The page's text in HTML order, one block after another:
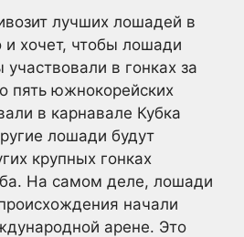
лучших лошадей в
хочет, чтобы лошади
в гонках за
пять южнокорейских
в карнавале Кубка
лошади будут
крупных гонках
На самом деле, лошади
начали
арене. Это